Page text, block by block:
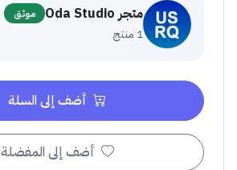
متجر Oda Studio موثق
1 منتج
أضف إلى السلة
أضف إلى المفضلة